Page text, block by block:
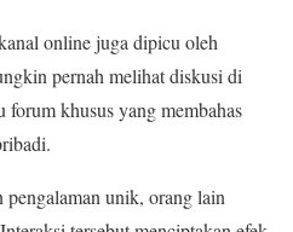
online juga dipicu oleh
pernah melihat diskusi di
forum khusus yang membahas
pengalaman unik, orang lain